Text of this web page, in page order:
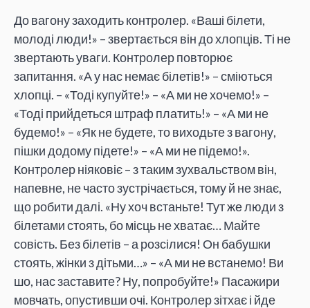
До вагону заходить контролер. «Ваші білети,
молоді люди!» – звертається він до хлопців. Ті не
звертають уваги. Контролер повторює
запитання. «А у нас немає білетів!» – сміються
хлопці. – «Тоді купуйте!» – «А ми не хочемо!» –
«Тоді прийдеться штраф платить!» – «А ми не
будемо!» – «Як не будете, то виходьте з вагону,
пішки додому підете!» – «А ми не підемо!».
Контролер ніяковіє – з таким зухвальством він,
напевне, не часто зустрічається, тому й не знає,
що робити далі. «Ну хоч встаньте! Тут же люди з
білетами стоять, бо місць не хватає… Майте
совість. Без білетів – а розсілися! Он бабушки
стоять, жінки з дітьми…» – «А ми не встанемо! Ви
шо, нас заставите? Ну, попробуйте!» Пасажири
мовчать, опустивши очі. Контролер зітхає і йде